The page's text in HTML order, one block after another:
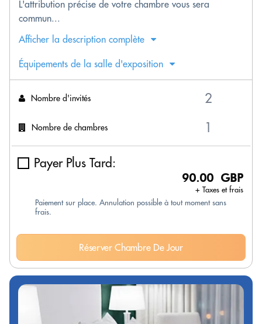
L'attribution précise de votre chambre vous sera
commun...
Afficher la description complète
Équipements de la salle d'exposition
Nombre d'invités
Nombre de chambres
Payer Plus Tard:
90.00 GBP
+ Taxes et frais
Paiement sur place. Annulation possible à tout moment sans
frais.
Réserver Chambre De Jour